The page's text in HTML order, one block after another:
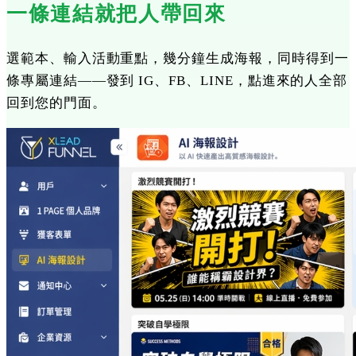
一條連結就把人帶回來
選範本、輸入活動重點，幾分鐘生成海報，同時得到一
條專屬連結——發到 IG、FB、LINE，點進來的人全部
回到您的門面。